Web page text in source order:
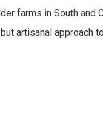
farms in South and
artisanal approach